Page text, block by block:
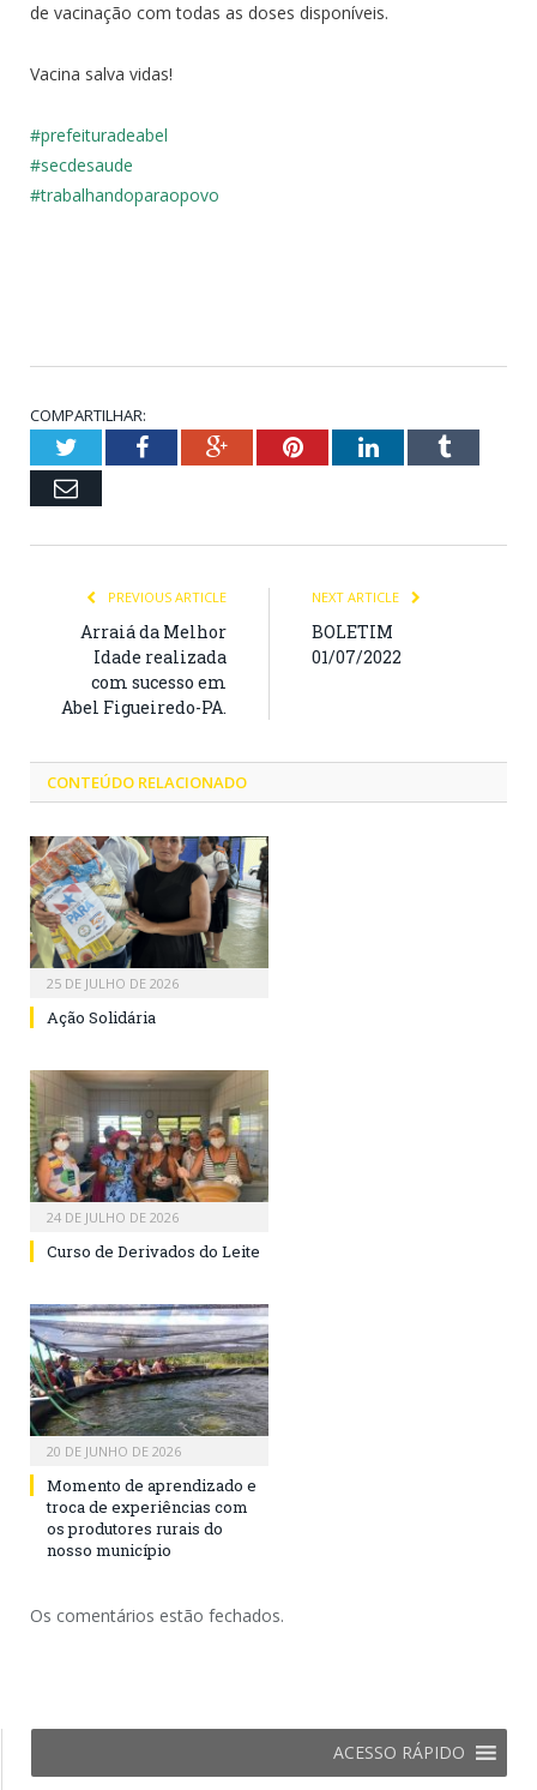
de vacinação com todas as doses disponíveis.
Vacina salva vidas!
#prefeituradeabel
#secdesaude
#trabalhandoparaopovo
COMPARTILHAR:
TwitterFacebookGoogle+PinterestLinkedInTumblr
Email
PREVIOUS ARTICLE
Arraiá da Melhor
Idade realizada
com sucesso em
Abel Figueiredo-PA.
NEXT ARTICLE
BOLETIM
01/07/2022
CONTEÚDO RELACIONADO
25 DE JULHO DE 2026
Ação Solidária
24 DE JULHO DE 2026
Curso de Derivados do Leite
20 DE JUNHO DE 2026
Momento de aprendizado e
troca de experiências com
os produtores rurais do
nosso município
Os comentários estão fechados.
ACESSO RÁPIDO